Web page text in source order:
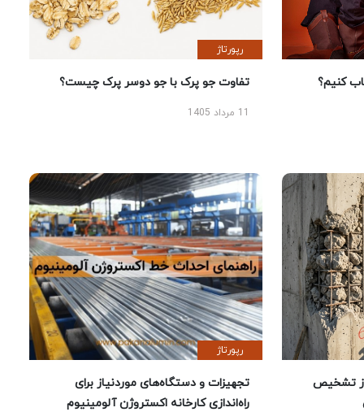
کنیم؟
رپورتاژ
تفاوت جو پرک با جو دوسر پرک چیست؟
تشخیص
رپورتاژ
تجهیزات و دستگاه‌های موردنیاز برای
راه‌اندازی کارخانه اکستروژن آلومینیوم